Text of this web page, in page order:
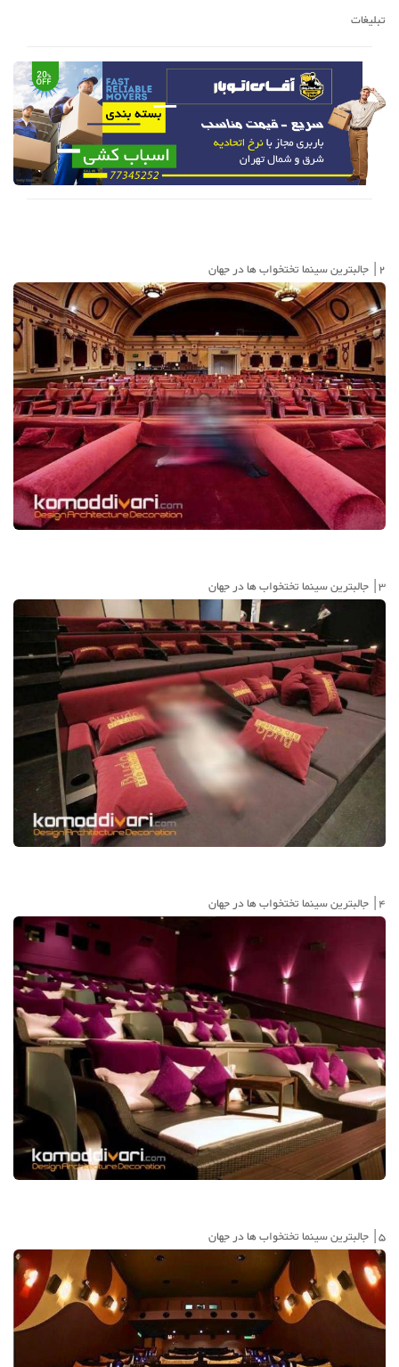
تبلیغات
2| جالبترین سینما تختخواب ها در جهان
3| جالبترین سینما تختخواب ها در جهان
4| جالبترین سینما تختخواب ها در جهان
5| جالبترین سینما تختخواب ها در جهان